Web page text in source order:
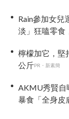
Rain參加女兒
淡」狂嗑零食
檸檬加它，堅
公斤PR・新素簡
AKMU秀賢自
暴食「全身皮